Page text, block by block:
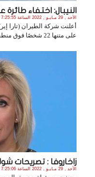
النيبال: اختفاء طائرة
الأحد , 29 مـايـو , 2022 الساعة 7:25:55 PM
أعلنت شركة الطيران (تارا
على متنها 22 شخصًا فوق منطقة جبلية . .
زاخاروفا : تصريحات
الأحد , 29 مـايـو , 2022 الساعة 7:25:06 PM